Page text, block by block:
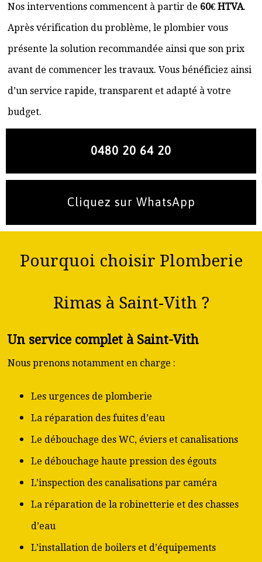
Nos interventions commencent à partir de 60€ HTVA.
Après vérification du problème, le plombier vous
présente la solution recommandée ainsi que son prix
avant de commencer les travaux. Vous bénéficiez ainsi
d’un service rapide, transparent et adapté à votre
budget.
0480 20 64 20
Cliquez sur WhatsApp
Pourquoi choisir Plomberie
Rimas à Saint-Vith ?
Un service complet à Saint-Vith
Nous prenons notamment en charge :
Les urgences de plomberie
La réparation des fuites d’eau
Le débouchage des WC, éviers et canalisations
Le débouchage haute pression des égouts
L’inspection des canalisations par caméra
La réparation de la robinetterie et des chasses
d’eau
L’installation de boilers et d’équipements